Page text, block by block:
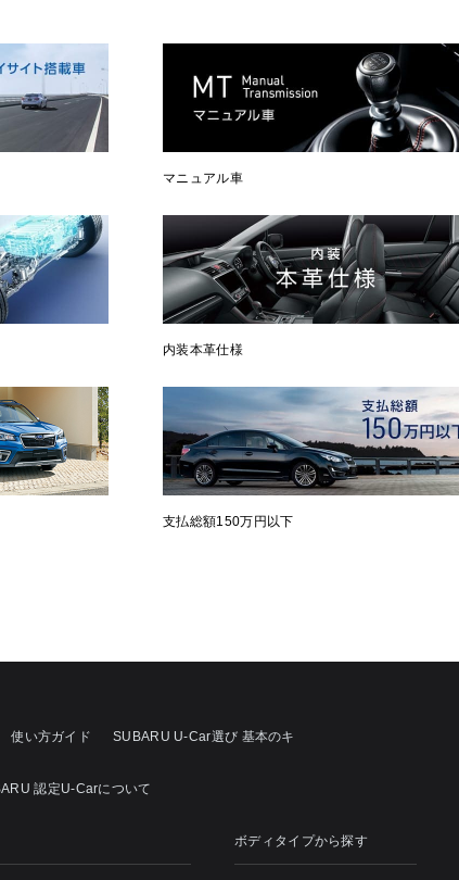
マニュアル車
内装本革仕様
支払総額150万円以下
使い方ガイド SUBARU U-Car選び 基本のキ
認定U-Carについて
ボディタイプから探す